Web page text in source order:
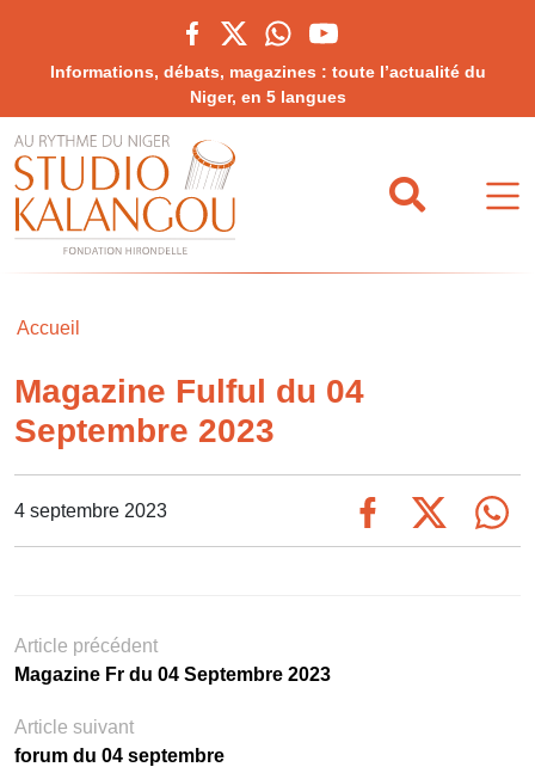
Informations, débats, magazines : toute l’actualité du
Niger, en 5 langues
Accueil
Magazine Fulful du 04
Septembre 2023
4 septembre 2023
Article précédent
Magazine Fr du 04 Septembre 2023
Article suivant
forum du 04 septembre